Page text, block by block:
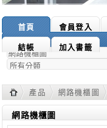
首頁 會員登入
結帳 加入書籤
商品搜尋：
產品
網路機櫃圖
網路機櫃圖